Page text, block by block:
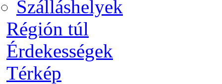
Szálláshelyek
Régión túl
Érdekességek
Térkép